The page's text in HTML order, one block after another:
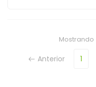
Mostrando
Anterior 1